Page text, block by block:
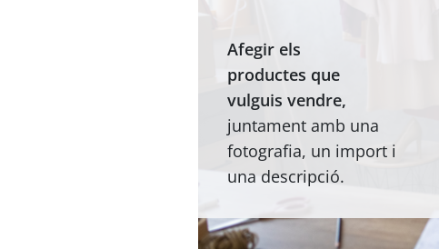
Afegir els
productes que
vulguis vendre,
juntament amb una
fotografia, un import i
una descripció.